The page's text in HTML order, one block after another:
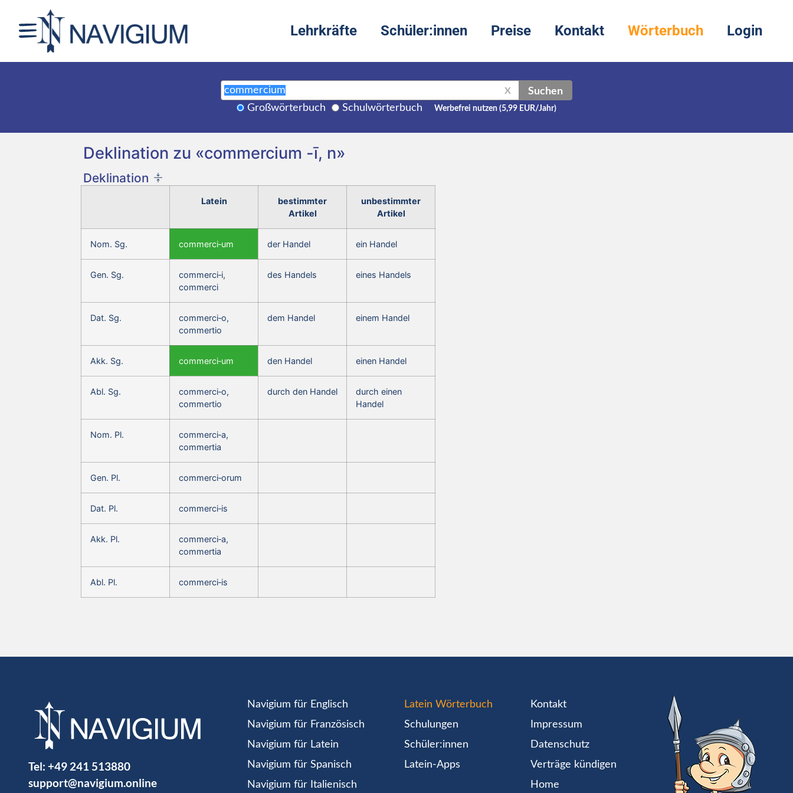
Lehrkräfte Schüler:innen Preise Kontakt Wörterbuch Login
X Suchen
Großwörterbuch Schulwörterbuch Werbefrei nutzen (5,99 EUR/Jahr)
Deklination zu «commercium -ī, n»
Deklination
Latein
bestimmter
Artikel
unbestimmter
Artikel
Nom. Sg. commerci‑um der Handel ein Handel
Gen. Sg.
commerci‑i,
commerci
des Handels eines Handels
Dat. Sg.
commerci‑o,
commertio
dem Handel einem Handel
Akk. Sg. commerci‑um den Handel einen Handel
Abl. Sg.
commerci‑o,
commertio
durch den Handel
durch einen
Handel
Nom. Pl.
commerci‑a,
commertia
Gen. Pl. commerci‑orum
Dat. Pl. commerci‑is
Akk. Pl.
commerci‑a,
commertia
Abl. Pl. commerci‑is
Tel: +49 241 513880
support@navigium.online
Navigium für Englisch
Navigium für Französisch
Navigium für Latein
Navigium für Spanisch
Navigium für Italienisch
Latein Wörterbuch
Schulungen
Schüler:innen
Latein-Apps
Kontakt
Impressum
Datenschutz
Verträge kündigen
Home